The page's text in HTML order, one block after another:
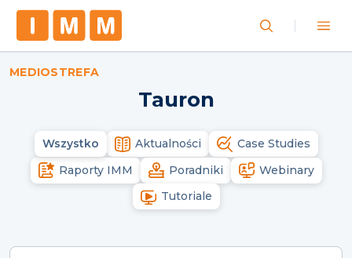
MEDIOSTREFA
Tauron
Wszystko Aktualności
Case Studies
Raporty IMM
Poradniki
Webinary
Tutoriale